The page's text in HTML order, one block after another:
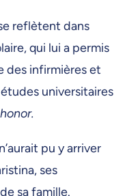
reflètent dans
qui lui a permis
des infirmières et
universitaires
honor.
pu y arriver
ses
sa famille.